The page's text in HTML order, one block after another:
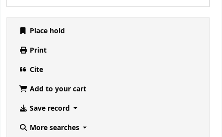
Place hold
Print
Cite
Add to your cart
Save record
More searches